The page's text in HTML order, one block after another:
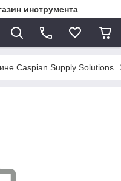
инструмента
Caspian Supply Solutions